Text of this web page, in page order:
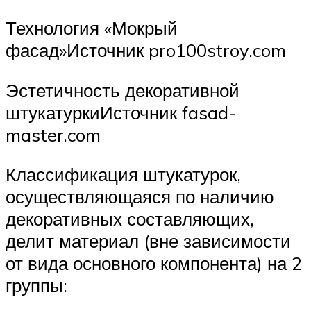
Технология «Мокрый
фасад»Источник pro100stroy.com
Эстетичность декоративной
штукатуркиИсточник fasad-
master.com
Классификация штукатурок,
осуществляющаяся по наличию
декоративных составляющих,
делит материал (вне зависимости
от вида основного компонента) на 2
группы: